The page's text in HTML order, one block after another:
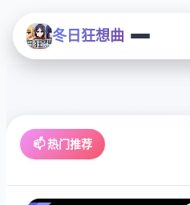
冬日狂想曲
📫 热门推荐